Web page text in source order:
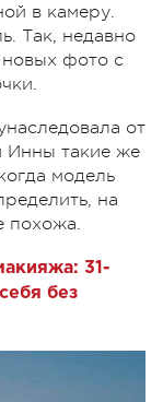
в камеру.
Так, недавно
новых фото с
от
Инны такие же
модель
на
похожа.
31-
без